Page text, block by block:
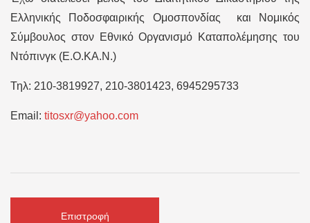
Ελληνικής Ποδοσφαιρικής Ομοσπονδίας και Νομικός
Σύμβουλος στον Εθνικό Οργανισμό Καταπολέμησης του
Ντόπινγκ (Ε.Ο.ΚΑ.Ν.)
Τηλ: 210-3819927, 210-3801423, 6945295733
Email: titosxr@yahoo.com
Επιστροφή